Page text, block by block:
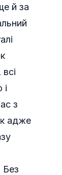
й за
з
адже
Без